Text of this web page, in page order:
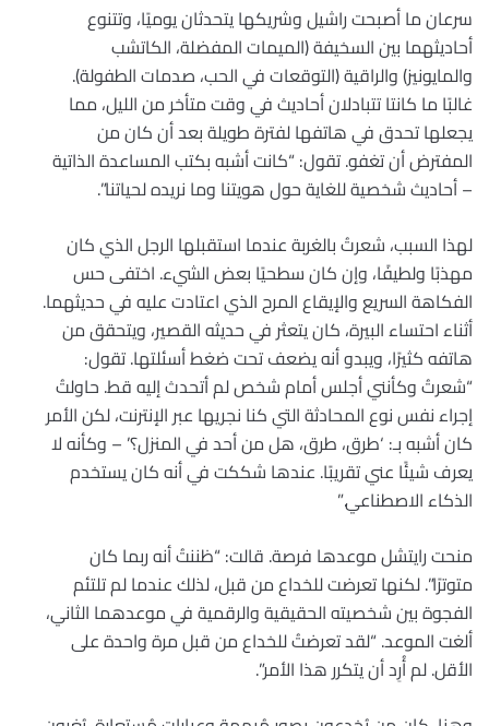
سرعان ما أصبحت راشيل وشريكها يتحدثان يوميًا، وتتنوع
أحاديثهما بين السخيفة (الميمات المفضلة، الكاتشب
والمايونيز) والراقية (التوقعات في الحب، صدمات الطفولة).
غالبًا ما كانتا تتبادلان أحاديث في وقت متأخر من الليل، مما
يجعلها تحدق في هاتفها لفترة طويلة بعد أن كان من
المفترض أن تغفو. تقول: “كانت أشبه بكتب المساعدة الذاتية
– أحاديث شخصية للغاية حول هويتنا وما نريده لحياتنا”.
لهذا السبب، شعرتُ بالغربة عندما استقبلها الرجل الذي كان
مهذبًا ولطيفًا، وإن كان سطحيًا بعض الشيء. اختفى حس
الفكاهة السريع والإيقاع المرح الذي اعتادت عليه في حديثهما.
أثناء احتساء البيرة، كان يتعثر في حديثه القصير، ويتحقق من
هاتفه كثيرًا، ويبدو أنه يضعف تحت ضغط أسئلتها. تقول:
“شعرتُ وكأنني أجلس أمام شخص لم أتحدث إليه قط. حاولتُ
إجراء نفس نوع المحادثة التي كنا نجريها عبر الإنترنت، لكن الأمر
كان أشبه بـ: ‘طرق، طرق، هل من أحد في المنزل؟’ – وكأنه لا
يعرف شيئًا عني تقريبًا. عندها شككت في أنه كان يستخدم
الذكاء الاصطناعي.”
منحت رايتشل موعدها فرصة. قالت: “ظننتُ أنه ربما كان
متوترًا”. لكنها تعرضت للخداع من قبل، لذلك عندما لم تلتئم
الفجوة بين شخصيته الحقيقية والرقمية في موعدهما الثاني،
ألغت الموعد. “لقد تعرضتُ للخداع من قبل مرة واحدة على
الأقل. لم أُرِد أن يتكرر هذا الأمر”.